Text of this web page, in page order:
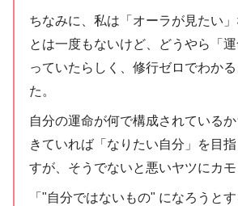
ちなみに、私は「オーラが見たい
とは一度もないけど、どうやら「
っていたらしく、修行ゼロでわか
た。
自分の運命が何で構成されている
きていれば「なりたい自分」を目
すが、そうでないと悪いヤツにカモ
「"自分ではないもの" になろうと